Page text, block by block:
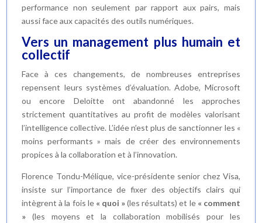
performance non seulement par rapport aux pairs, mais
aussi face aux capacités des outils numériques.
Vers un management plus humain et
collectif
Face à ces changements, de nombreuses entreprises
repensent leurs systèmes d’évaluation. Adobe, Microsoft
ou encore Deloitte ont abandonné les approches
strictement quantitatives au profit de modèles valorisant
l’intelligence collective. L’idée n’est plus de sanctionner les «
moins performants » mais de créer des environnements
propices à la collaboration et à l’innovation.
Florence Tondu-Mélique, vice-présidente senior chez Visa,
insiste sur l’importance de fixer des objectifs clairs qui
intègrent à la fois le « quoi »(les résultats) et le « comment
» (les moyens et la collaboration mobilisés pour les